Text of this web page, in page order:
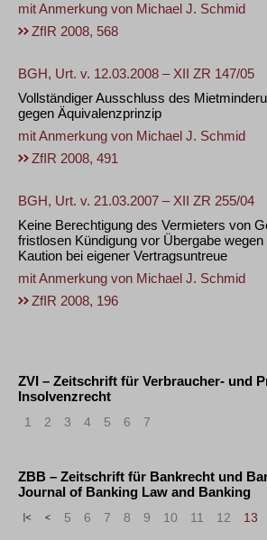
mit Anmerkung von Michael J. Schmid
ZfIR 2008, 568
BGH, Urt. v. 12.03.2008 – XII ZR 147/05
Vollständiger Ausschluss des
gegen Äquivalenzprinzip
mit Anmerkung von Michael J. Schmid
ZfIR 2008, 491
BGH, Urt. v. 21.03.2007 – XII ZR 255/04
Keine Berechtigung des Vermieters von
fristlosen Kündigung vor Übergabe
Kaution bei eigener Vertragsuntreue
mit Anmerkung von Michael J. Schmid
ZfIR 2008, 196
ZVI – Zeitschrift für Verbraucher- und
Insolvenzrecht
1 2 3 4 5 6 7
ZBB – Zeitschrift für Bankrecht und
Journal of Banking Law and Banking
« < 5 6 7 8 9 10 11 12 13